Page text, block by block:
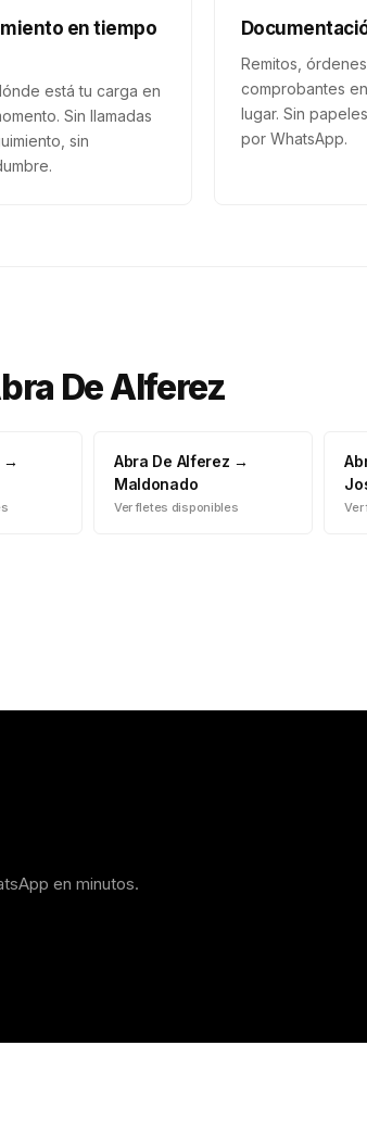
en tiempo
está tu carga en
Sin llamadas
sin
Remitos,
comprobantes
lugar. Sin
por WhatsApp.
De Alferez
→
Abra De Alferez →
Maldonado
Ver fletes disponibles
en minutos.